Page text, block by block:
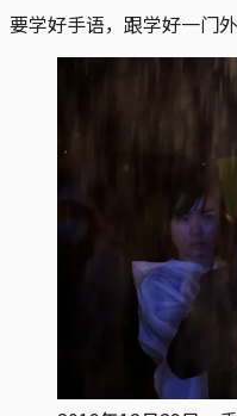
要学好手语，跟学好一门